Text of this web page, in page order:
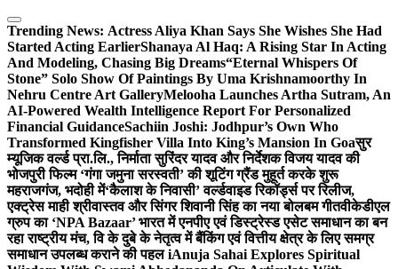
Skip
to
content
Trending News: Actress Aliya Khan Says She Wishes She Had
Started Acting EarlierShanaya Al Haq: A Rising Star In Acting
And Modeling, Chasing Big Dreams“Eternal Whispers Of
Stone” Solo Show Of Paintings By Uma Krishnamoorthy In
Nehru Centre Art GalleryMelooha Launches Artha Sutram, An
AI-Powered Wealth Intelligence Report For Personalized
Financial GuidanceSachiin Joshi: Jodhpur’s Own Who
Transformed Kingfisher Villa Into King’s Mansion In Goaसुर
म्यूजिक वर्ल्ड प्रा.लि., निर्माता सुरिंदर यादव और निर्देशक विजय यादव की
भोजपुरी फिल्म ‘गंगा जमुना सरस्वती’ की शूटिंग ग्रैंड मुहूर्त करके शुरू
महराजगंज, भदोही में‘कैलाश के निवासी’ वर्ल्डवाइड रिकॉर्ड्स पर रिलीज,
एक्ट्रेस माही श्रीवास्तव और सिंगर शिवानी सिंह का नया बोलबम गीतवीकेडीएल
ग्रुप का ‘NPA Bazaar’ भारत में एनपीए एवं डिस्ट्रेस्ड एसेट समाधान का बन
रहा राष्ट्रीय मंच, वि के दुबे के नेतृत्व में बैंकिंग एवं वित्तीय क्षेत्र के लिए समग्र
समाधान उपलब्ध कराने की पहल iAnuja Sahai Explores Spiritual